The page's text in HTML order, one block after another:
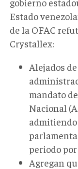
Estado
de la OFAC
Crystallex:
Alejados
mandato
Nacional
periodo por
Agregan